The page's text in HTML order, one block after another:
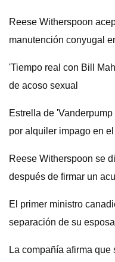
Reese Witherspoon
manutención conyugal
'Tiempo real con Bill
de acoso sexual
Estrella de
por alquiler impago en
Reese Witherspoon se
después de firmar un
El primer ministro
separación de su
La compañía afirma que